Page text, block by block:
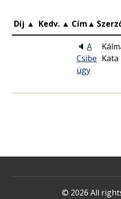
Díj ▲ Kedv. ▲ Cím▲
🔈 A
Csibe
ügy
Kata
© 2026 All